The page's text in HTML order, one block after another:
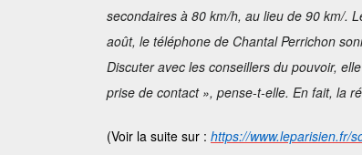
secondaires à 80 km/h, au lieu de 90 km/.
août, le téléphone de Chantal Perrichon
Discuter avec les conseillers du pouvoir,
prise de contact », pense-t-elle. En fait, la
(Voir la suite sur : https://www.leparisien.fr/